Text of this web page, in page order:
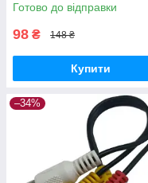
Готово до відправки
98 ₴ 148 ₴
Купити
–34%